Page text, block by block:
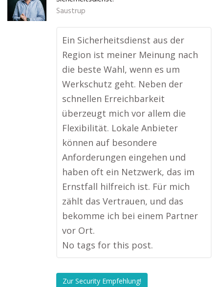
Saustrup
Ein Sicherheitsdienst aus der
Region ist meiner Meinung nach
die beste Wahl, wenn es um
Werkschutz geht. Neben der
schnellen Erreichbarkeit
überzeugt mich vor allem die
Flexibilität. Lokale Anbieter
können auf besondere
Anforderungen eingehen und
haben oft ein Netzwerk, das im
Ernstfall hilfreich ist. Für mich
zählt das Vertrauen, und das
bekomme ich bei einem Partner
vor Ort.
No tags for this post.
Zur Security Empfehlung!